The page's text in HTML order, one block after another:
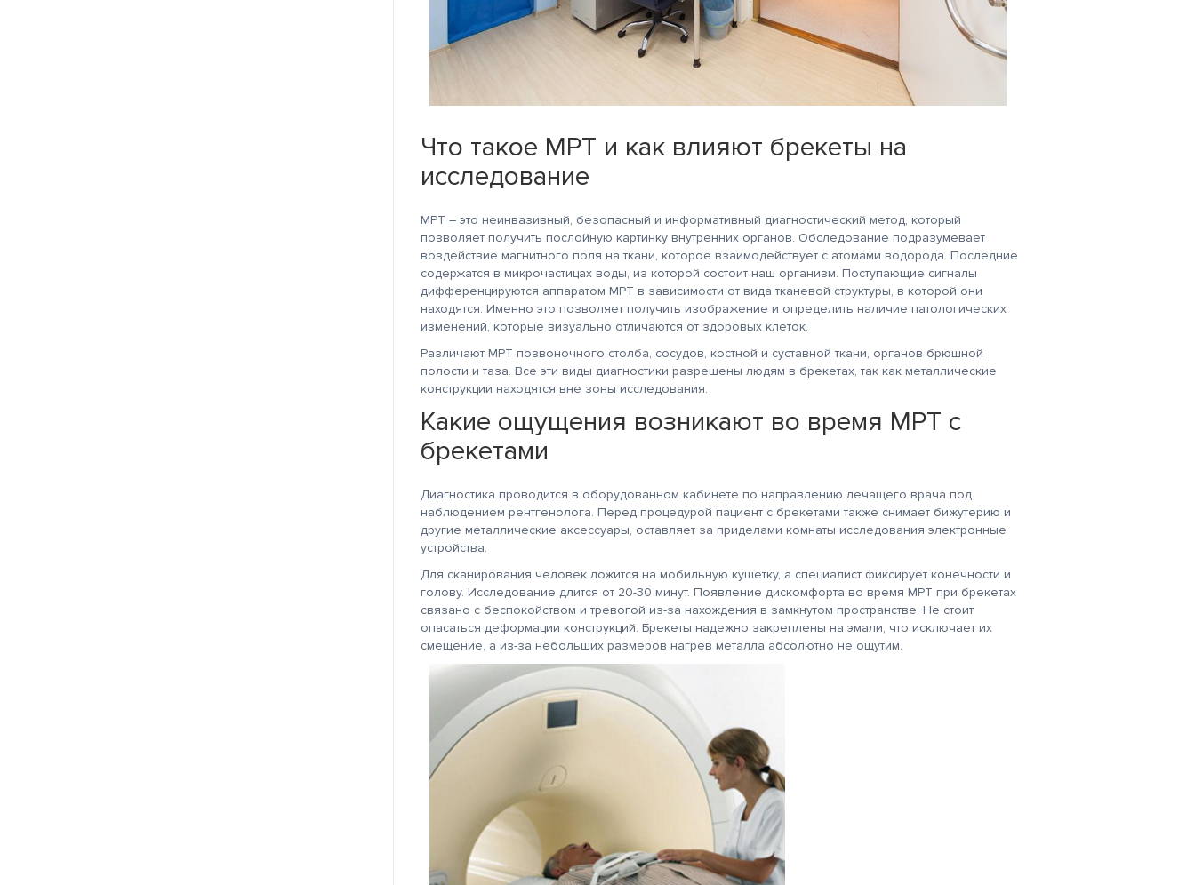
Что такое МРТ и как влияют брекеты на
исследование
МРТ – это неинвазивный, безопасный и информативный диагностический метод, который
позволяет получить послойную картинку внутренних органов. Обследование подразумевает
воздействие магнитного поля на ткани, которое взаимодействует с атомами водорода. Последние
содержатся в микрочастицах воды, из которой состоит наш организм. Поступающие сигналы
дифференцируются аппаратом МРТ в зависимости от вида тканевой структуры, в которой они
находятся. Именно это позволяет получить изображение и определить наличие патологических
изменений, которые визуально отличаются от здоровых клеток.
Различают МРТ позвоночного столба, сосудов, костной и суставной ткани, органов брюшной
полости и таза. Все эти виды диагностики разрешены людям в брекетах, так как металлические
конструкции находятся вне зоны исследования.
Какие ощущения возникают во время МРТ с
брекетами
Диагностика проводится в оборудованном кабинете по направлению лечащего врача под
наблюдением рентгенолога. Перед процедурой пациент с брекетами также снимает бижутерию и
другие металлические аксессуары, оставляет за приделами комнаты исследования электронные
устройства.
Для сканирования человек ложится на мобильную кушетку, а специалист фиксирует конечности и
голову. Исследование длится от 20-30 минут. Появление дискомфорта во время МРТ при брекетах
связано с беспокойством и тревогой из-за нахождения в замкнутом пространстве. Не стоит
опасаться деформации конструкций. Брекеты надежно закреплены на эмали, что исключает их
смещение, а из-за небольших размеров нагрев металла абсолютно не ощутим.